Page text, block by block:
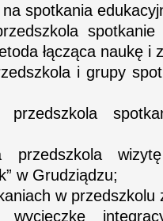
spotkania
łącząca naukę i
i grupy
przedszkola
przedszkola
w Grudziądzu;
w
wycieczkę